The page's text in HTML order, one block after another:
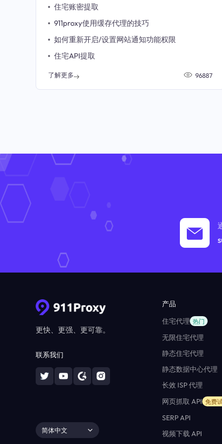
住宅账密提取
911proxy使用缓存代理的技巧
如何重新开启/设置网站通知功能权限
住宅API提取
了解更多 96887
更快、更强、更可靠。
联系我们
简体中文
产品
住宅代理 热门
无限住宅代理
静态住宅代理
静态数据中心代理
长效 ISP 代理
网页抓取 API 免费
SERP API
视频下载 API